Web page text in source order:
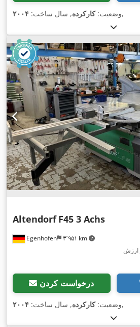
وضعیت:کارکرده, سال ساخت: ۲۰۰۴ ,
Egenhofen ۳٬۹۵۱ km
Altendorf F45 3 Achs
ارزش
درخواست کردن
وضعیت:کارکرده, سال ساخت: ۲۰۰۴ ,